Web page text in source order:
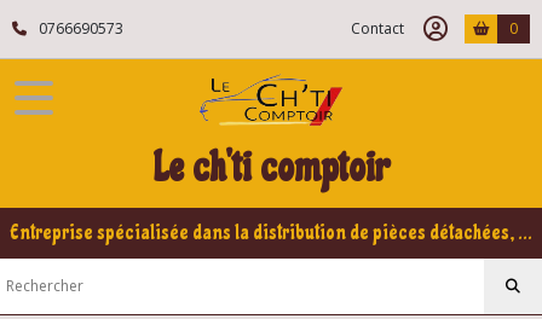
0766690573 Contact 0
Le ch'ti comptoir
Entreprise spécialisée dans la distribution de pièces détachées, refabrication pour voitures Yountimers Peugeot 205 GTI, 309 GTI - GTI16